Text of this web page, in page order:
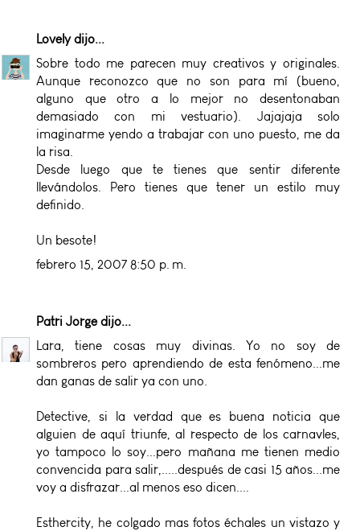
Lovelydijo...
Sobre todo me parecen muy creativos y originales.
Aunque reconozco que no son para mí (bueno,
alguno que otro a lo mejor no desentonaban
demasiado con mi vestuario). Jajajaja solo
imaginarme yendo a trabajar con uno puesto, me da
la risa.
Desde luego que te tienes que sentir diferente
llevándolos. Pero tienes que tener un estilo muy
definido.
Un besote!
febrero 15, 2007 8:50 p. m.
Patri Jorgedijo...
Lara, tiene cosas muy divinas. Yo no soy de
sombreros pero aprendiendo de esta fenómeno...me
dan ganas de salir ya con uno.
Detective, si la verdad que es buena noticia que
alguien de aquí triunfe, al respecto de los carnavles,
yo tampoco lo soy...pero mañana me tienen medio
convencida para salir,.....después de casi 15 años...me
voy a disfrazar...al menos eso dicen....
Esthercity, he colgado mas fotos échales un vistazo y